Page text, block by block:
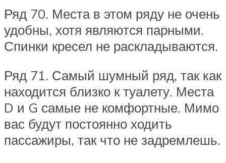
Ряд 70. Места в этом ряду не очень
удобны, хотя являются парными.
Спинки кресел не раскладываются.
Ряд 71. Самый шумный ряд, так как
находится близко к туалету. Места
D и G самые не комфортные. Мимо
вас будут постоянно ходить
пассажиры, так что не задремлешь.